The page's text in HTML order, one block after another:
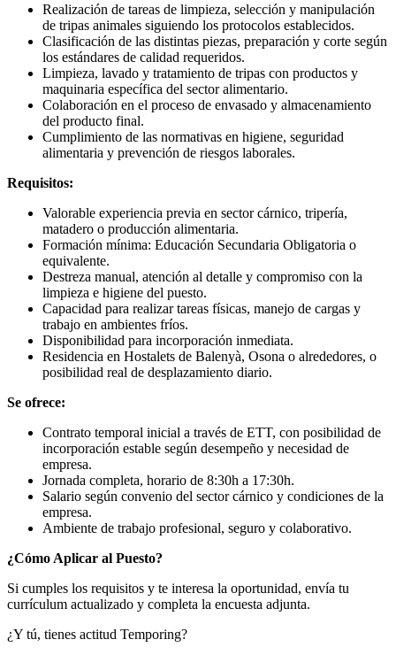
Realización de tareas de limpieza, selección y manipulación
de tripas animales siguiendo los protocolos establecidos.
Clasificación de las distintas piezas, preparación y corte según
los estándares de calidad requeridos.
Limpieza, lavado y tratamiento de tripas con productos y
maquinaria específica del sector alimentario.
Colaboración en el proceso de envasado y almacenamiento
del producto final.
Cumplimiento de las normativas en higiene, seguridad
alimentaria y prevención de riesgos laborales.
Requisitos:
Valorable experiencia previa en sector cárnico, tripería,
matadero o producción alimentaria.
Formación mínima: Educación Secundaria Obligatoria o
equivalente.
Destreza manual, atención al detalle y compromiso con la
limpieza e higiene del puesto.
Capacidad para realizar tareas físicas, manejo de cargas y
trabajo en ambientes fríos.
Disponibilidad para incorporación inmediata.
Residencia en Hostalets de Balenyà, Osona o alrededores, o
posibilidad real de desplazamiento diario.
Se ofrece:
Contrato temporal inicial a través de ETT, con posibilidad de
incorporación estable según desempeño y necesidad de
empresa.
Jornada completa, horario de 8:30h a 17:30h.
Salario según convenio del sector cárnico y condiciones de la
empresa.
Ambiente de trabajo profesional, seguro y colaborativo.
¿Cómo Aplicar al Puesto?
Si cumples los requisitos y te interesa la oportunidad, envía tu
currículum actualizado y completa la encuesta adjunta.
¿Y tú, tienes actitud Temporing?